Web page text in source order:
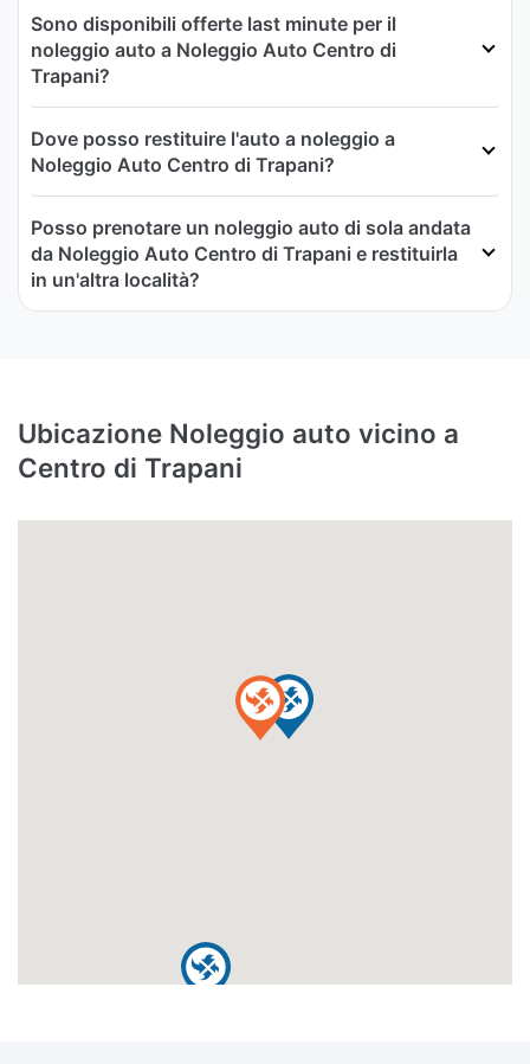
Sono disponibili offerte last minute per il
noleggio auto a Noleggio Auto Centro di
Trapani?
Dove posso restituire l'auto a noleggio a
Noleggio Auto Centro di Trapani?
Posso prenotare un noleggio auto di sola andata
da Noleggio Auto Centro di Trapani e restituirla
in un'altra località?
Ubicazione Noleggio auto vicino a
Centro di Trapani